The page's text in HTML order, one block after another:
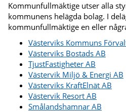
Kommunfullmäktige utser alla
kommunens helägda bolag. I
kommunfullmäktige en eller
Västerviks Kommuns
Västerviks Bostads AB
TjustFastigheter AB
Västervik Miljö & Energi AB
Västerviks KraftElnät AB
Västervik Resort AB
Smålandshamnar AB